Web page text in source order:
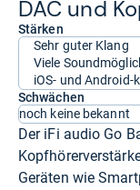
DAC und
Stärken
Sehr guter Klang
Viele
iOS- und Android-
Schwächen
noch keine bekannt
Der iFi audio Go
Geräten wie